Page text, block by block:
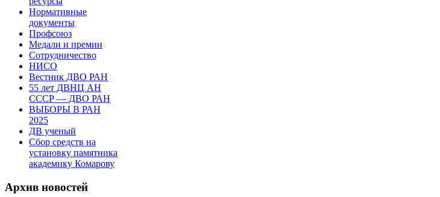
Нормативные
документы
Профсоюз
Медали и премии
Сотрудничество
НИСО
Вестник ДВО РАН
55 лет ДВНЦ АН
СССР — ДВО РАН
ВЫБОРЫ В РАН
2025
ДВ ученый
Сбор средств на
установку памятника
академику Комарову
Архив новостей